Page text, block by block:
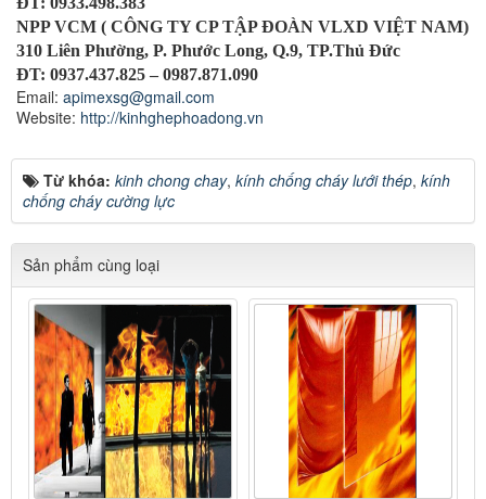
NPP VCM ( CÔNG TY CP TẬP ĐOÀN VLXD VIỆT NAM)
310 Liên Phường, P. Phước Long, Q.9, TP.Thủ Đức
ĐT: 0937.437.825 – 0987.871.090
Email: apimexsg@gmail.com
Website: http://kinhghephoadong.vn
Từ khóa: kinh chong chay, kính chống cháy lưới thép, kính
chống cháy cường lực
Sản phẩm cùng loại